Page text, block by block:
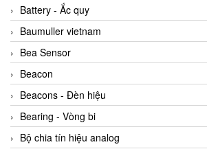
ACCUMAC Vietnam
AccuWeb Vietnam
Acey
ACOEM Vietnam
ADCA Vietnam
ADFweb Vietnam
Adler Vietnam
Battery - Ắc quy
Baumuller vietnam
Bea Sensor
Beacon
Beacons - Đèn hiệu
Bearing - Vòng bi
Bộ chia tín hiệu analog